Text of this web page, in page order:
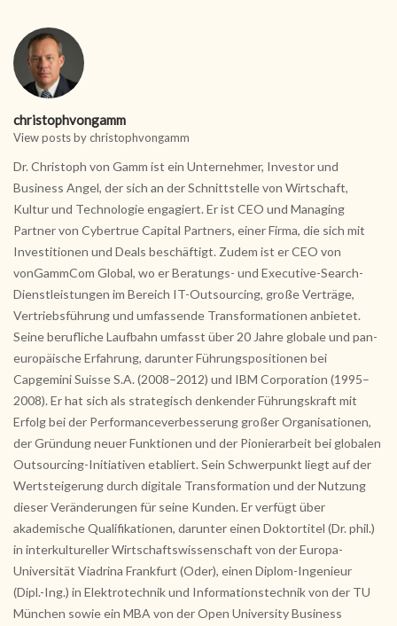
christophvongamm
View posts by christophvongamm
Dr. Christoph von Gamm ist ein Unternehmer, Investor und
Business Angel, der sich an der Schnittstelle von Wirtschaft,
Kultur und Technologie engagiert. Er ist CEO und Managing
Partner von Cybertrue Capital Partners, einer Firma, die sich mit
Investitionen und Deals beschäftigt. Zudem ist er CEO von
vonGammCom Global, wo er Beratungs- und Executive-Search-
Dienstleistungen im Bereich IT-Outsourcing, große Verträge,
Vertriebsführung und umfassende Transformationen anbietet.
Seine berufliche Laufbahn umfasst über 20 Jahre globale und pan-
europäische Erfahrung, darunter Führungspositionen bei
Capgemini Suisse S.A. (2008–2012) und IBM Corporation (1995–
2008). Er hat sich als strategisch denkender Führungskraft mit
Erfolg bei der Performanceverbesserung großer Organisationen,
der Gründung neuer Funktionen und der Pionierarbeit bei globalen
Outsourcing-Initiativen etabliert. Sein Schwerpunkt liegt auf der
Wertsteigerung durch digitale Transformation und der Nutzung
dieser Veränderungen für seine Kunden. Er verfügt über
akademische Qualifikationen, darunter einen Doktortitel (Dr. phil.)
in interkultureller Wirtschaftswissenschaft von der Europa-
Universität Viadrina Frankfurt (Oder), einen Diplom-Ingenieur
(Dipl.-Ing.) in Elektrotechnik und Informationstechnik von der TU
München sowie ein MBA von der Open University Business